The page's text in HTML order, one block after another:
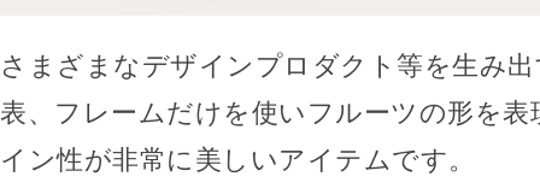
さまざまなデザインプロダクト等を生み
表、フレームだけを使いフルーツの形を
イン性が非常に美しいアイテムです。